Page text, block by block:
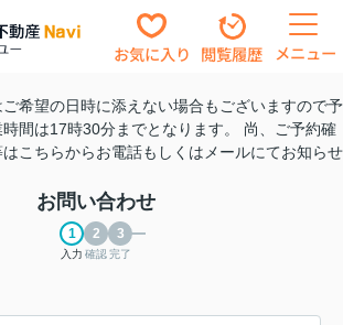
お気に入り 閲覧履歴 メニュー
希望の日時に添えない場合もございますので予
間は17時30分までとなります。 尚、ご予約確
こちらからお電話もしくはメールにてお知らせ
お問い合わせ
入力 確認完了